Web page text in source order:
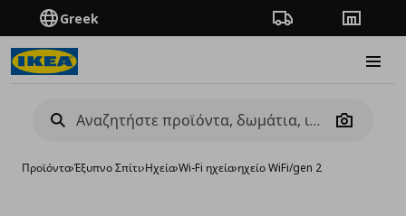
Greek Πορεία παραγγελίας
Camera
Προϊόντα›Έξυπνο Σπίτι›Ηχεία›Wi-Fi ηχεία›ηχείο WiFi/gen 2